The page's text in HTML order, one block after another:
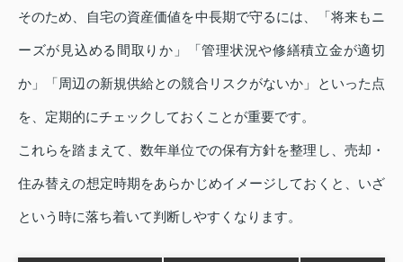
そのため、自宅の資産価値を中長期で守るには、「将来もニ
ーズが見込める間取りか」「管理状況や修繕積立金が適切
か」「周辺の新規供給との競合リスクがないか」といった点
を、定期的にチェックしておくことが重要です。
これらを踏まえて、数年単位での保有方針を整理し、売却・
住み替えの想定時期をあらかじめイメージしておくと、いざ
という時に落ち着いて判断しやすくなります。